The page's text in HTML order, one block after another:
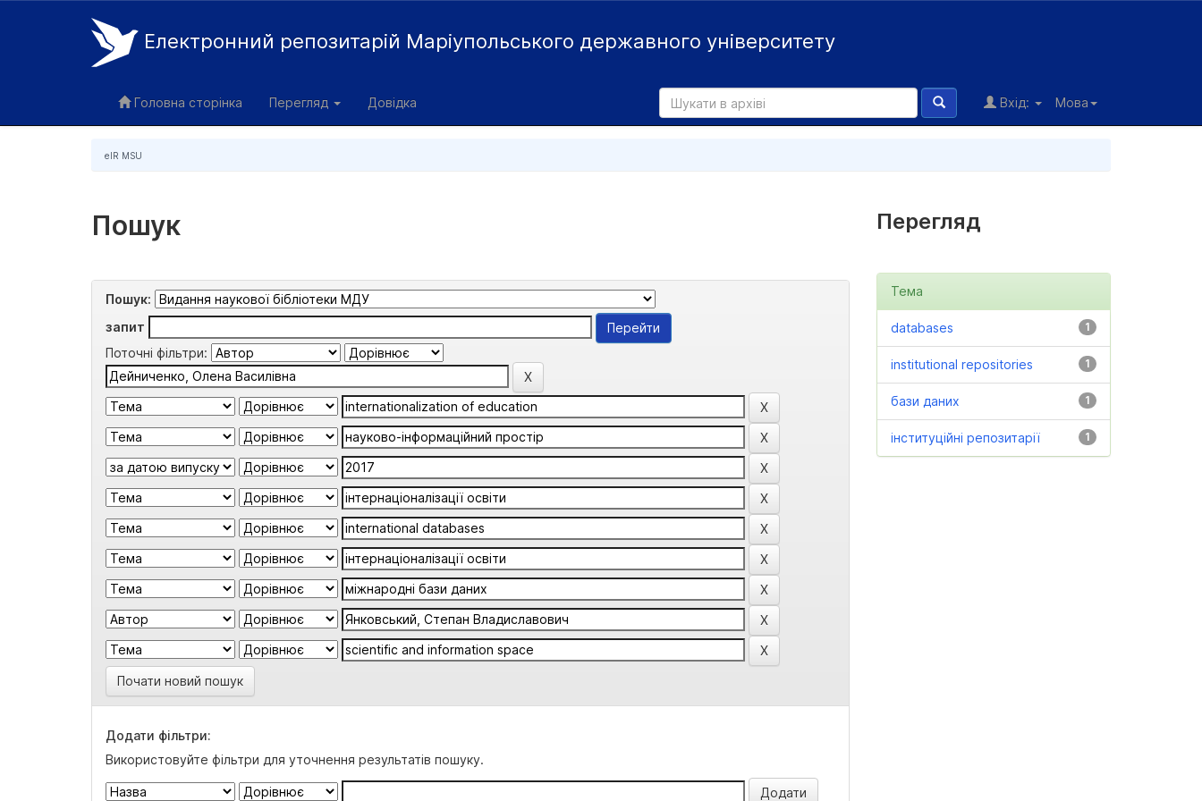
Електронний репозитарій Маріупольського державного університету
Головна сторінка Перегляд Довідка Мова
Вхід:
eIR MSU
Пошук
Пошук:
запит
Поточні фільтри:
Почати новий пошук
Додати фільтри:
Використовуйте фільтри для уточнення результатів пошуку.
Перегляд
Тема
1
databases
1
institutional repositories
1
бази даних
1
інституційні репозитарії